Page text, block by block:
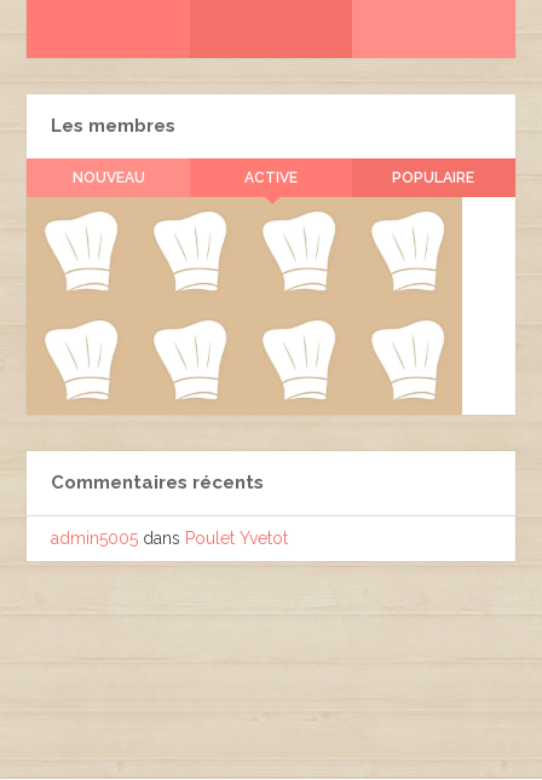
Les membres
NOUVEAU ACTIVE POPULAIRE
Commentaires récents
admin5005 dans Poulet Yvetot